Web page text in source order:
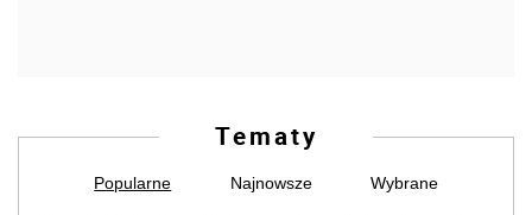
Tematy
Popularne Najnowsze Wybrane